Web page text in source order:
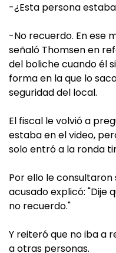
-¿Esta persona
-No recuerdo. En ese
señaló Thomsen en
del boliche cuando él
forma en la que lo
seguridad del local.
El fiscal le volvió a
estaba en el video,
solo entró a la ronda
Por ello le
acusado explicó: "Dije
no recuerdo."
Y reiteró que no iba a
a otras personas.